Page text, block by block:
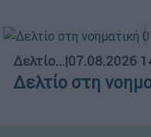
Δελτίο...|07.08.2026
Δελτίο στη